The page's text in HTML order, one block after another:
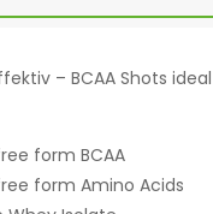
– BCAA Shots
form BCAA
form Amino Acids